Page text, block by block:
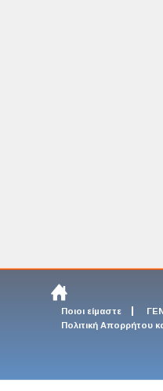
Ποιοι είμαστε
Πολιτική Απορρήτου